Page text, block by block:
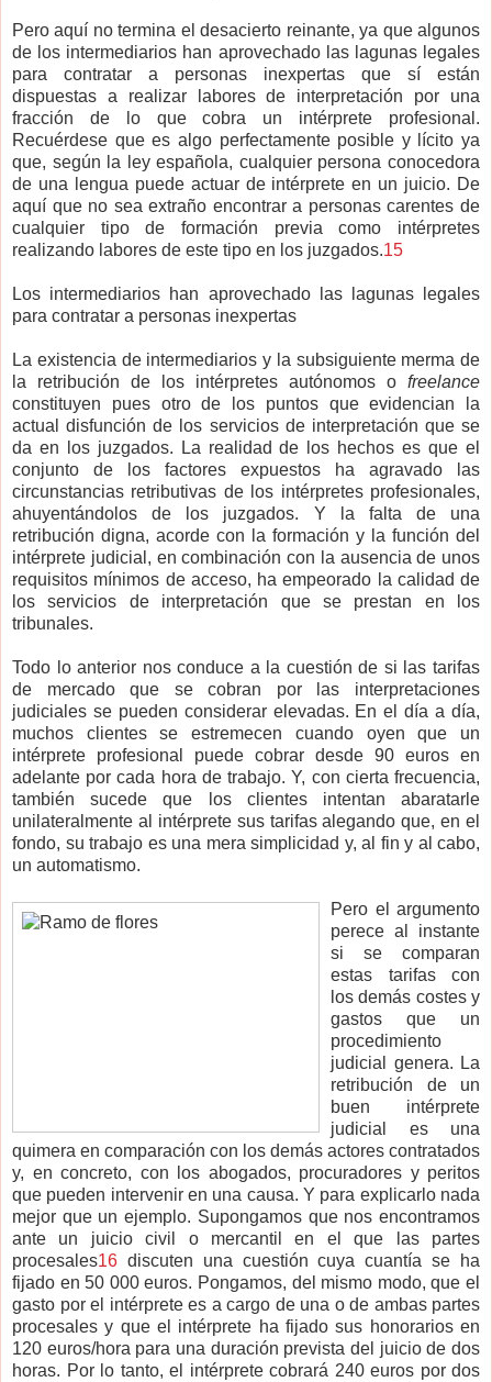
Pero aquí no termina el desacierto reinante, ya que algunos
de los intermediarios han aprovechado las lagunas legales
para contratar a personas inexpertas que sí están
dispuestas a realizar labores de interpretación por una
fracción de lo que cobra un intérprete profesional.
Recuérdese que es algo perfectamente posible y lícito ya
que, según la ley española, cualquier persona conocedora
de una lengua puede actuar de intérprete en un juicio. De
aquí que no sea extraño encontrar a personas carentes de
cualquier tipo de formación previa como intérpretes
realizando labores de este tipo en los juzgados.15
Los intermediarios han aprovechado las lagunas legales
para contratar a personas inexpertas
La existencia de intermediarios y la subsiguiente merma de
la retribución de los intérpretes autónomos o freelance
constituyen pues otro de los puntos que evidencian la
actual disfunción de los servicios de interpretación que se
da en los juzgados. La realidad de los hechos es que el
conjunto de los factores expuestos ha agravado las
circunstancias retributivas de los intérpretes profesionales,
ahuyentándolos de los juzgados. Y la falta de una
retribución digna, acorde con la formación y la función del
intérprete judicial, en combinación con la ausencia de unos
requisitos mínimos de acceso, ha empeorado la calidad de
los servicios de interpretación que se prestan en los
tribunales.
Todo lo anterior nos conduce a la cuestión de si las tarifas
de mercado que se cobran por las interpretaciones
judiciales se pueden considerar elevadas. En el día a día,
muchos clientes se estremecen cuando oyen que un
intérprete profesional puede cobrar desde 90 euros en
adelante por cada hora de trabajo. Y, con cierta frecuencia,
también sucede que los clientes intentan abaratarle
unilateralmente al intérprete sus tarifas alegando que, en el
fondo, su trabajo es una mera simplicidad y, al fin y al cabo,
un automatismo.
Pero el argumento
perece al instante
si se comparan
estas tarifas con
los demás costes y
gastos que un
procedimiento
judicial genera. La
retribución de un
buen intérprete
judicial es una
quimera en comparación con los demás actores contratados
y, en concreto, con los abogados, procuradores y peritos
que pueden intervenir en una causa. Y para explicarlo nada
mejor que un ejemplo. Supongamos que nos encontramos
ante un juicio civil o mercantil en el que las partes
procesales16 discuten una cuestión cuya cuantía se ha
fijado en 50 000 euros. Pongamos, del mismo modo, que el
gasto por el intérprete es a cargo de una o de ambas partes
procesales y que el intérprete ha fijado sus honorarios en
120 euros/hora para una duración prevista del juicio de dos
horas. Por lo tanto, el intérprete cobrará 240 euros por dos